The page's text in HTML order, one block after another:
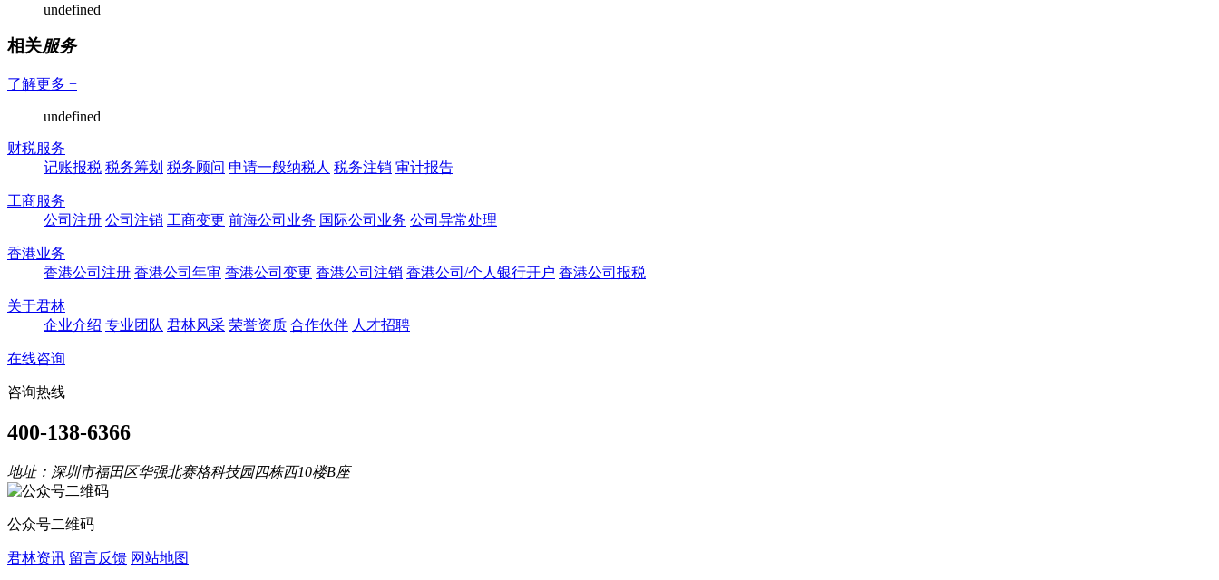
undefined
相关服务
了解更多 +
undefined
财税服务
记账报税 税务筹划 税务顾问 申请一般纳税人 税务注销 审计报告
工商服务
公司注册 公司注销 工商变更 前海公司业务 国际公司业务 公司异常处理
香港业务
香港公司注册 香港公司年审 香港公司变更 香港公司注销 香港公司/个人银行开户 香港公司报税
关于君林
企业介绍 专业团队 君林风采 荣誉资质 合作伙伴 人才招聘
在线咨询
咨询热线
400-138-6366
地址：深圳市福田区华强北赛格科技园四栋西10楼B座
公众号二维码
君林资讯 留言反馈 网站地图